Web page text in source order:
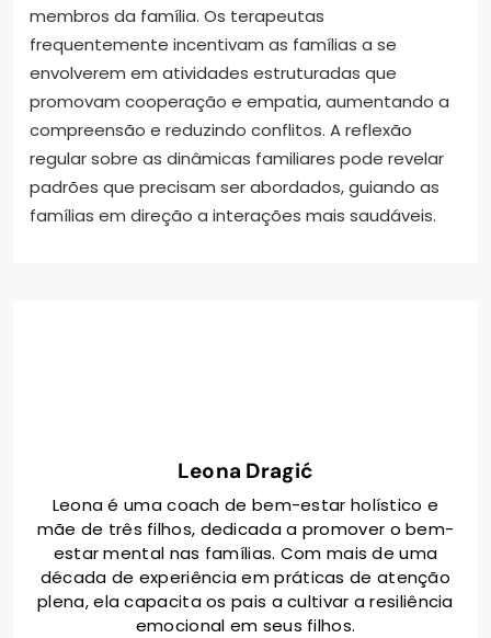
membros da família. Os terapeutas
frequentemente incentivam as famílias a se
envolverem em atividades estruturadas que
promovam cooperação e empatia, aumentando a
compreensão e reduzindo conflitos. A reflexão
regular sobre as dinâmicas familiares pode revelar
padrões que precisam ser abordados, guiando as
famílias em direção a interações mais saudáveis.
Leona Dragić
Leona é uma coach de bem-estar holístico e
mãe de três filhos, dedicada a promover o bem-
estar mental nas famílias. Com mais de uma
década de experiência em práticas de atenção
plena, ela capacita os pais a cultivar a resiliência
emocional em seus filhos.